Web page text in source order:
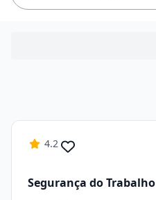
4.2
Segurança do Trabalho